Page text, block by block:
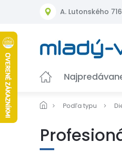
A. Lutonského
Podľa typu